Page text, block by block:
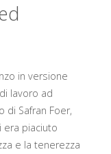
in versione
lavoro ad
di Safran Foer,
era piaciuto
e la tenerezza